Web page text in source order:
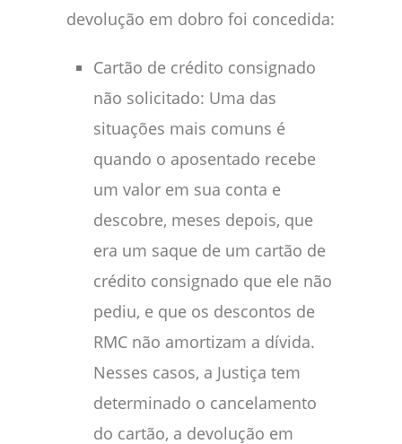
devolução em dobro foi concedida:
Cartão de crédito consignado
não solicitado: Uma das
situações mais comuns é
quando o aposentado recebe
um valor em sua conta e
descobre, meses depois, que
era um saque de um cartão de
crédito consignado que ele não
pediu, e que os descontos de
RMC não amortizam a dívida.
Nesses casos, a Justiça tem
determinado o cancelamento
do cartão, a devolução em